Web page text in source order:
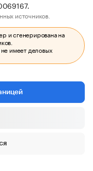
источников.
и сгенерирована на
имеет деловых